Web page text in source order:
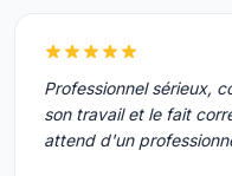
Professionnel sérieux,
son travail et le fait
attend d'un